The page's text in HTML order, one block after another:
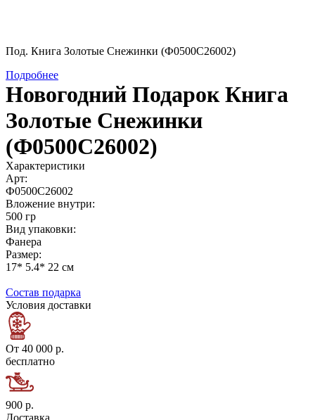
Под. Книга Золотые Снежинки (Ф0500С26002)
Подробнее
Новогодний Подарок Книга
Золотые Снежинки
(Ф0500С26002)
Характеристики
Арт:
Ф0500С26002
Вложение внутри:
500 гр
Вид упаковки:
Фанера
Размер:
17* 5.4* 22 см
Состав подарка
Условия доставки
От 40 000 р.
бесплатно
900 р.